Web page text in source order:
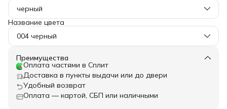
черный
Название цвета
004 черный
Преимущества
Оплата частями в Сплит
Доставка в пункты выдачи или до двери
Удобный возврат
Оплата — картой, СБП или наличными